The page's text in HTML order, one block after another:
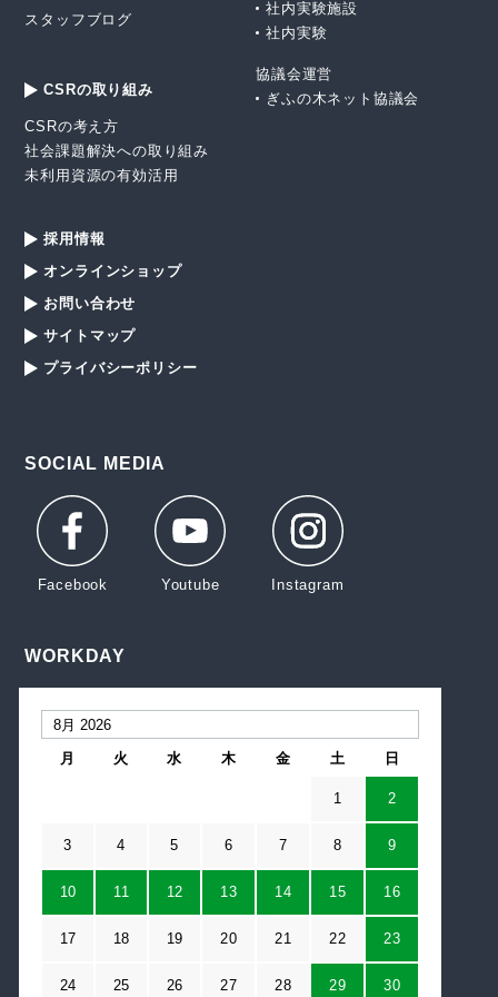
社内実験施設
社内実験
協議会運営
ぎふの木ネット協議会
スタッフブログ
CSRの取り組み
CSRの考え方
社会課題解決への取り組み
未利用資源の有効活用
採用情報
オンラインショップ
お問い合わせ
サイトマップ
プライバシーポリシー
SOCIAL MEDIA
WORKDAY
月 火 水 木 金 土 日
1 2
3 4 5 6 7 8 9
10 11 12 13 14 15 16
17 18 19 20 21 22 23
24 25 26 27 28 29 30